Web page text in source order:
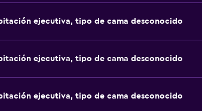
ejecutiva, tipo de cama desconocido
ejecutiva, tipo de cama desconocido
ejecutiva, tipo de cama desconocido